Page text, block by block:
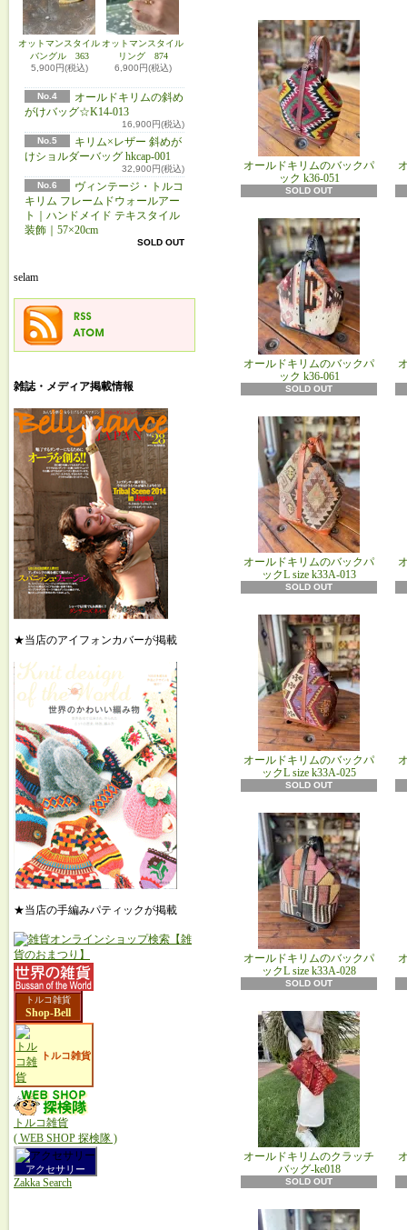
オットマンスタイル
バングル 363
5,900円(税込)
オットマンスタイル
リング 874
6,900円(税込)
No.4
オールドキリムの斜め
がけバッグ☆K14-013
16,900円(税込)
No.5
キリム×レザー 斜めが
けショルダーバッグ hkcap-001
32,900円(税込)
No.6
ヴィンテージ・トルコ
キリム フレームドウォールアー
ト｜ハンドメイド テキスタイル
装飾｜57×20cm
SOLD OUT
selam
雑誌・メディア掲載情報
★当店のアイフォンカバーが掲載
★当店の手編みパティックが掲載
トルコ雑貨
Shop-Bell
トルコ雑貨
トルコ雑貨
( WEB SHOP 探検隊 )
アクセサリー
Zakka Search
オールドキリムのバックパ
ック k36‐051
SOLD OUT
オールドキリムのバックパ
ック k36‐061
SOLD OUT
オールドキリムのバックパ
ックL size k33A‐013
SOLD OUT
オールドキリムのバックパ
ックL size k33A‐025
SOLD OUT
オールドキリムのバックパ
ックL size k33A‐028
SOLD OUT
オールドキリムのクラッチ
バッグ-ke018
SOLD OUT